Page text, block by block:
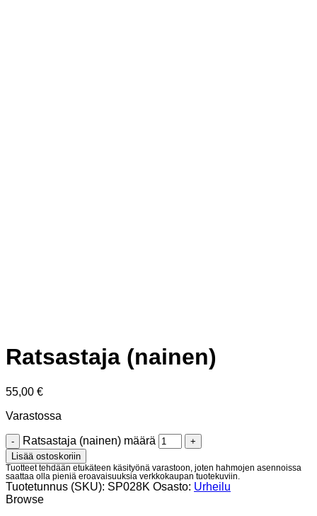
Ratsastaja (nainen)
55,00 €
Varastossa
Ratsastaja (nainen) määrä
Lisää ostoskoriin
Tuotteet tehdään etukäteen käsityönä varastoon, joten hahmojen asennoissa
saattaa olla pieniä eroavaisuuksia verkkokaupan tuotekuviin.
Tuotetunnus (SKU): SP028K Osasto: Urheilu
Browse